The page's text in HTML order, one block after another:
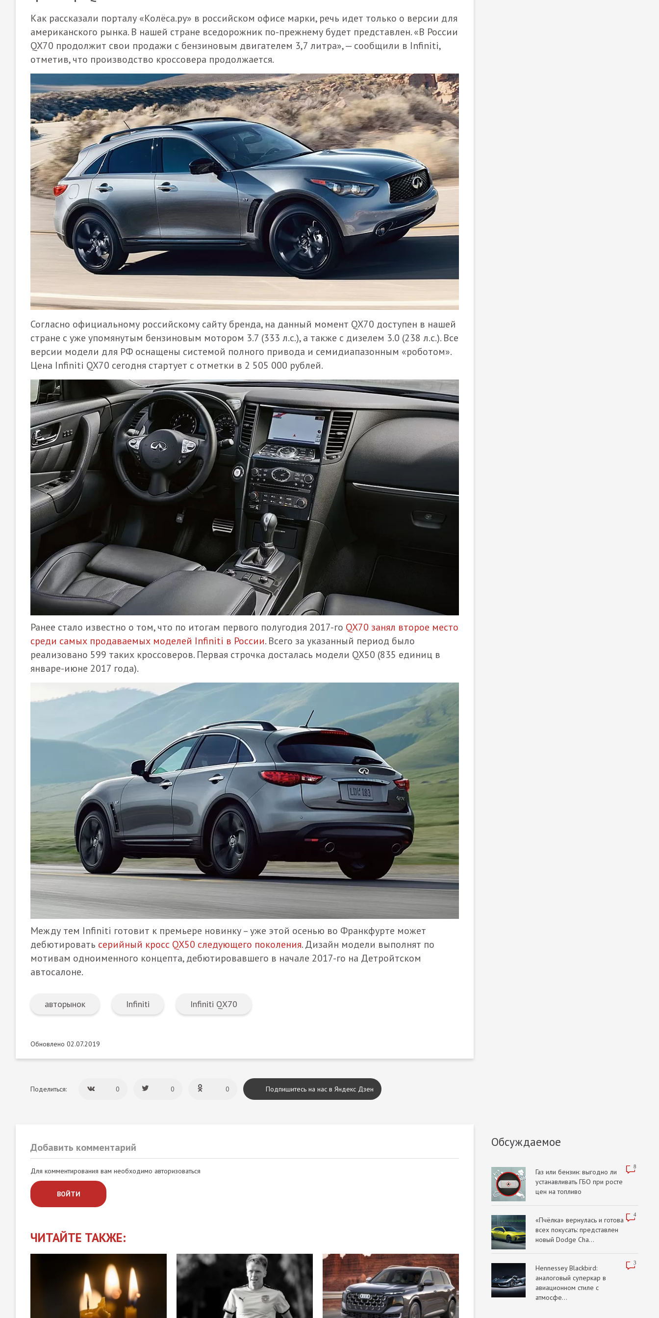
Как рассказали порталу «Колёса.ру» в российском офисе марки, речь идет только о версии для
американского рынка. В нашей стране вседорожник по-прежнему будет представлен. «В России
QX70 продолжит свои продажи с бензиновым двигателем 3,7 литра», — сообщили в Infiniti,
отметив, что производство кроссовера продолжается.
Согласно официальному российскому сайту бренда, на данный момент QX70 доступен в нашей
стране с уже упомянутым бензиновым мотором 3.7 (333 л.с.), а также с дизелем 3.0 (238 л.с.). Все
версии модели для РФ оснащены системой полного привода и семидиапазонным «роботом».
Цена Infiniti QX70 сегодня стартует с отметки в 2 505 000 рублей.
Ранее стало известно о том, что по итогам первого полугодия 2017-го QX70 занял второе место
среди самых продаваемых моделей Infiniti в России. Всего за указанный период было
реализовано 599 таких кроссоверов. Первая строчка досталась модели QX50 (835 единиц в
январе-июне 2017 года).
Между тем Infiniti готовит к премьере новинку – уже этой осенью во Франкфурте может
дебютировать серийный кросс QX50 следующего поколения. Дизайн модели выполнят по
мотивам одноименного концепта, дебютировавшего в начале 2017-го на Детройтском
автосалоне.
авторынок Infiniti Infiniti QX70
Обновлено 02.07.2019
Поделиться: 0 0 0 Подпишитесь на нас в Яндекс Дзен
Добавить комментарий
Для комментирования вам необходимо авторизоваться
ВОЙТИ
ЧИТАЙТЕ ТАКЖЕ:
Обсуждаемое
8
Газ или бензин: выгодно ли
устанавливать ГБО при росте
цен на топливо
4
«Пчёлка» вернулась и готова
всех покусать: представлен
новый Dodge Cha...
3
Hennessey Blackbird:
аналоговый суперкар в
авиационном стиле с
атмосфе...